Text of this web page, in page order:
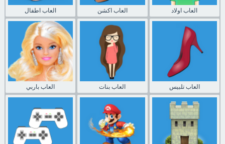
العاب اطفال العاب اكشن العاب اولاد
العاب باربي العاب بنات العاب تلبيس